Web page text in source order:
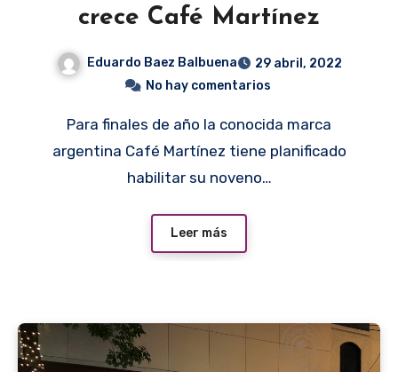
crece Café Martínez
Eduardo Baez Balbuena
29 abril, 2022
No hay comentarios
Para finales de año la conocida marca
argentina Café Martínez tiene planificado
habilitar su noveno…
Leer más